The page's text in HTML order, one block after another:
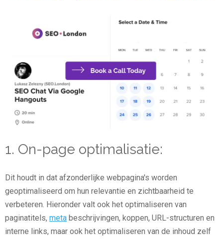
1. On-page optimalisatie:
Dit houdt in dat afzonderlijke webpagina's worden
geoptimaliseerd om hun relevantie en zichtbaarheid te
verbeteren. Hieronder valt ook het optimaliseren van
paginatitels, meta beschrijvingen, koppen, URL-structuren en
interne links, maar ook het optimaliseren van de inhoud zelf